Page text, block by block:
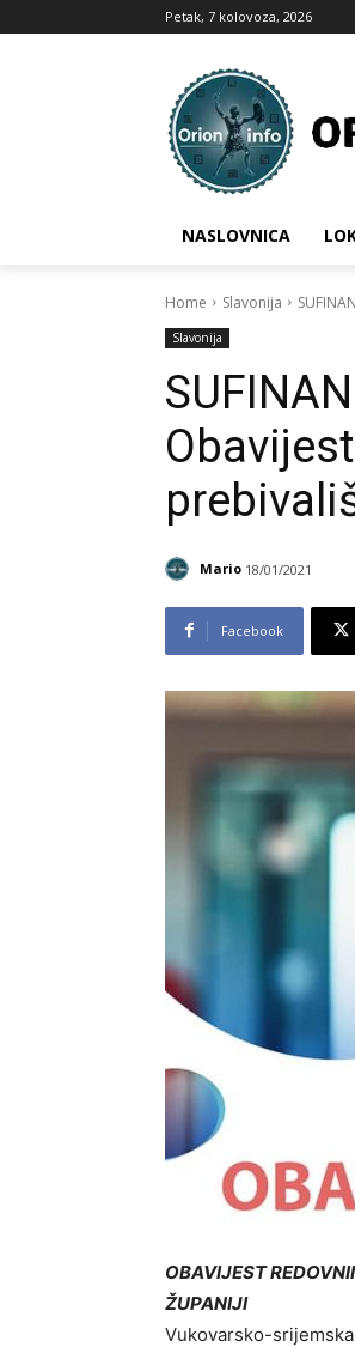
Petak, 7 kolovoza, 2026
NASLOVNICA
Home Slavonija
Slavonija
Mario 18/01/2021
Facebook
OBAVIJEST
ŽUPANIJI
Vukovarsko-